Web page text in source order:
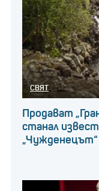
СВЯТ
Продават
станал
„Чужденецът“